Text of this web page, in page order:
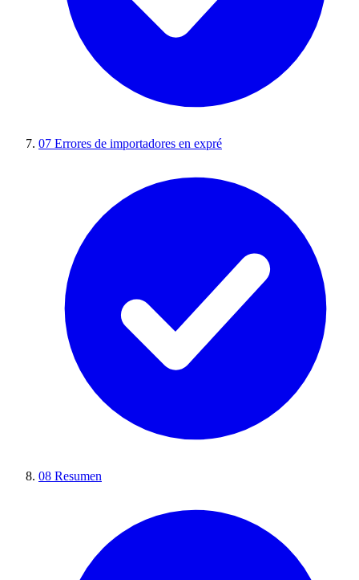
07 Errores de importadores en expré
08 Resumen